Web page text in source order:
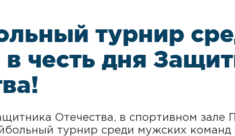
турнир
честь дня
Отечества, в спортивном
турнир среди мужских